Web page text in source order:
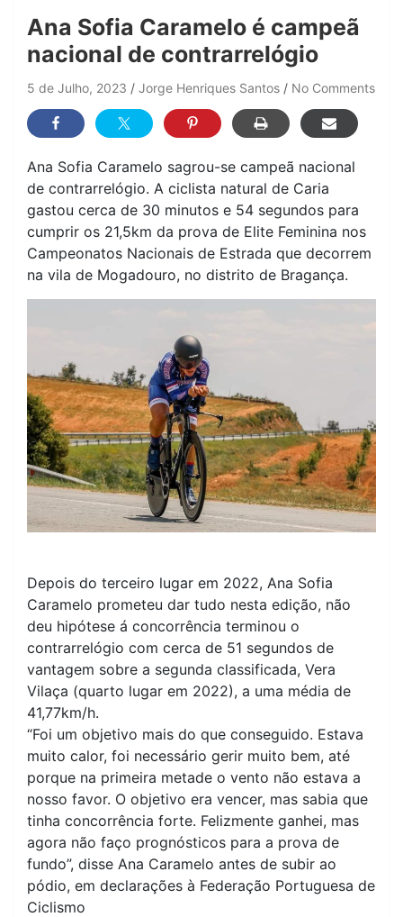
Ana Sofia Caramelo é campeã
nacional de contrarrelógio
5 de Julho, 2023 Jorge Henriques Santos No Comments
Ana Sofia Caramelo sagrou-se campeã nacional
de contrarrelógio. A ciclista natural de Caria
gastou cerca de 30 minutos e 54 segundos para
cumprir os 21,5km da prova de Elite Feminina nos
Campeonatos Nacionais de Estrada que decorrem
na vila de Mogadouro, no distrito de Bragança.
Depois do terceiro lugar em 2022, Ana Sofia
Caramelo prometeu dar tudo nesta edição, não
deu hipótese á concorrência terminou o
contrarrelógio com cerca de 51 segundos de
vantagem sobre a segunda classificada, Vera
Vilaça (quarto lugar em 2022), a uma média de
41,77km/h.
“Foi um objetivo mais do que conseguido. Estava
muito calor, foi necessário gerir muito bem, até
porque na primeira metade o vento não estava a
nosso favor. O objetivo era vencer, mas sabia que
tinha concorrência forte. Felizmente ganhei, mas
agora não faço prognósticos para a prova de
fundo”, disse Ana Caramelo antes de subir ao
pódio, em declarações à Federação Portuguesa de
Ciclismo